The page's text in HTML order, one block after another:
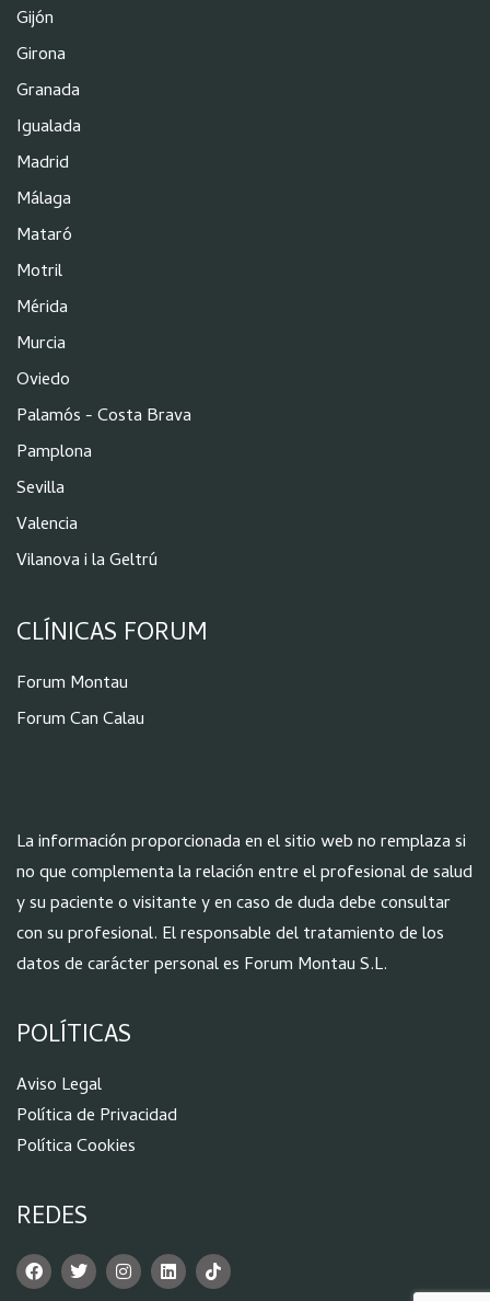
Gijón
Girona
Granada
Igualada
Madrid
Málaga
Mataró
Motril
Mérida
Murcia
Oviedo
Palamós - Costa Brava
Pamplona
Sevilla
Valencia
Vilanova i la Geltrú
CLÍNICAS FORUM
Forum Montau
Forum Can Calau
La información proporcionada en el sitio web no remplaza si
no que complementa la relación entre el profesional de salud
y su paciente o visitante y en caso de duda debe consultar
con su profesional. El responsable del tratamiento de los
datos de carácter personal es Forum Montau S.L.
POLÍTICAS
Aviso Legal
Política de Privacidad
Política Cookies
REDES